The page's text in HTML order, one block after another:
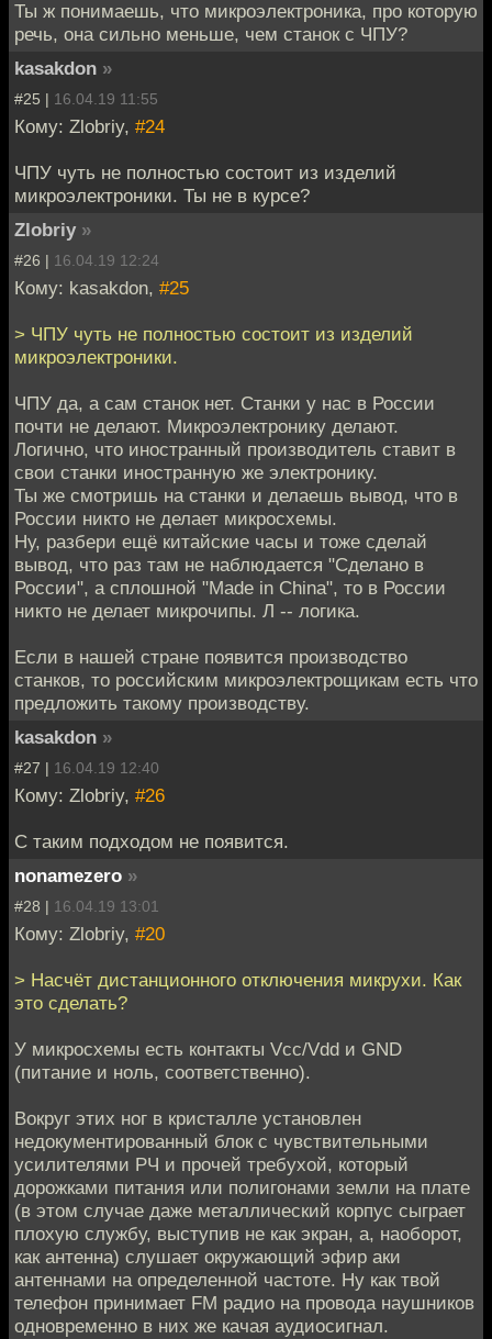
Ты ж понимаешь, что микроэлектроника, про которую
речь, она сильно меньше, чем станок с ЧПУ?
kasakdon »
#25 | 16.04.19 11:55
Кому: Zlobriy, #24
ЧПУ чуть не полностью состоит из изделий
микроэлектроники. Ты не в курсе?
Zlobriy »
#26 | 16.04.19 12:24
Кому: kasakdon, #25
> ЧПУ чуть не полностью состоит из изделий
микроэлектроники.
ЧПУ да, а сам станок нет. Станки у нас в России
почти не делают. Микроэлектронику делают.
Логично, что иностранный производитель ставит в
свои станки иностранную же электронику.
Ты же смотришь на станки и делаешь вывод, что в
России никто не делает микросхемы.
Ну, разбери ещё китайские часы и тоже сделай
вывод, что раз там не наблюдается "Сделано в
России", а сплошной "Made in China", то в России
никто не делает микрочипы. Л -- логика.
Если в нашей стране появится производство
станков, то российским микроэлектрощикам есть что
предложить такому производству.
kasakdon »
#27 | 16.04.19 12:40
Кому: Zlobriy, #26
С таким подходом не появится.
nonamezero »
#28 | 16.04.19 13:01
Кому: Zlobriy, #20
> Насчёт дистанционного отключения микрухи. Как
это сделать?
У микросхемы есть контакты Vcc/Vdd и GND
(питание и ноль, соответственно).
Вокруг этих ног в кристалле установлен
недокументированный блок с чувствительными
усилителями РЧ и прочей требухой, который
дорожками питания или полигонами земли на плате
(в этом случае даже металлический корпус сыграет
плохую службу, выступив не как экран, а, наоборот,
как антенна) слушает окружающий эфир аки
антеннами на определенной частоте. Ну как твой
телефон принимает FM радио на провода наушников
одновременно в них же качая аудиосигнал.